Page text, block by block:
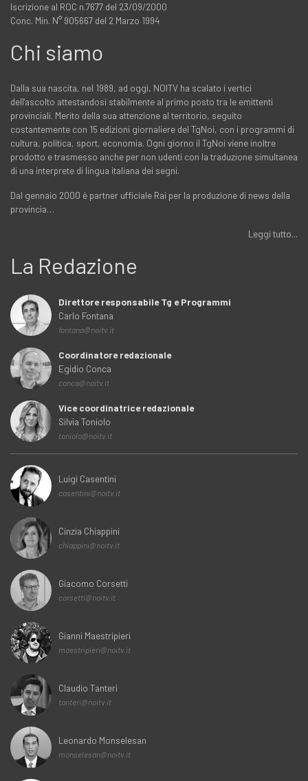
Iscrizione al ROC n.7677 del 23/09/2000
Conc. Min. N° 905667 del 2 Marzo 1994
Chi siamo
Dalla sua nascita, nel 1989, ad oggi, NOITV ha scalato i vertici
dell'ascolto attestandosi stabilmente al primo posto tra le emittenti
provinciali. Merito della sua attenzione al territorio, seguito
costantemente con 15 edizioni giornaliere del TgNoi, con i programmi di
cultura, politica, sport, economia. Ogni giorno il TgNoi viene inoltre
prodotto e trasmesso anche per non udenti con la traduzione simultanea
di una interprete di lingua italiana dei segni.
Dal gennaio 2000 è partner ufficiale Rai per la produzione di news della
provincia…
Leggi tutto...
La Redazione
Direttore responsabile Tg e Programmi
Carlo Fontana
fontana@noitv.it
Coordinatore redazionale
Egidio Conca
conca@noitv.it
Vice coordinatrice redazionale
Silvia Toniolo
toniolo@noitv.it
Luigi Casentini
casentini@noitv.it
Cinzia Chiappini
chiappini@noitv.it
Giacomo Corsetti
corsetti@noitv.it
Gianni Maestripieri
maestripieri@noitv.it
Claudio Tanteri
tanteri@noitv.it
Leonardo Monselesan
monselesan@noitv.it